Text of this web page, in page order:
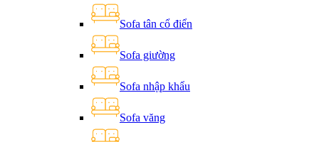
Sofa tân cổ điển
Sofa giường
Sofa nhập khẩu
Sofa văng